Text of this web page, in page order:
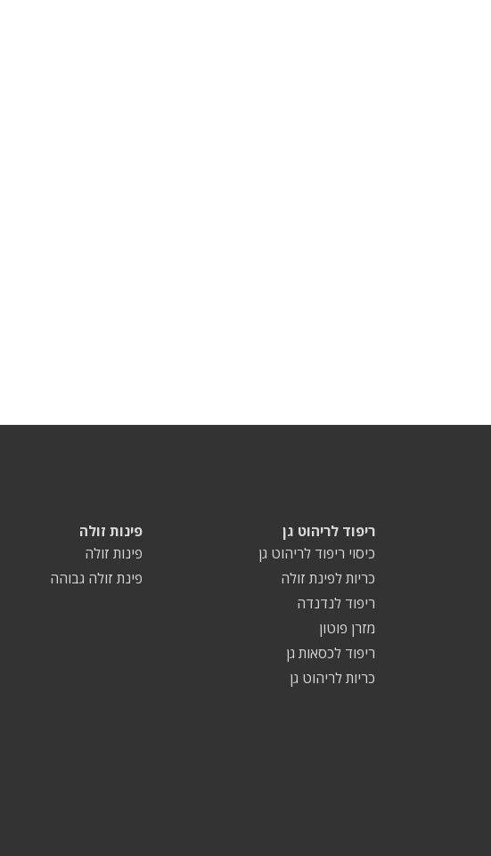
פינות זולה
פינות זולה
פינת זולה גבוהה
ריפוד לריהוט גן
כיסוי ריפוד לריהוט גן
כריות לפינת זולה
ריפוד לנדנדה
מזרן פוטון
ריפוד לכסאות גן
כריות לריהוט גן